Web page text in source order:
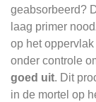
geabsorbeerd?
laag primer
op het
onder controle
goed uit. Dit
in de mortel op